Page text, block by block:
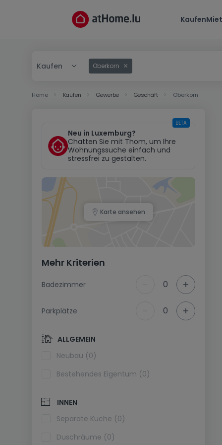
Kaufen
Kaufen Oberkorn
Home Kaufen Gewerbe Geschäft Oberkorn
Neu in Luxemburg?
Chatten Sie mit Thom, um Ihre
Wohnungssuche einfach und
stressfrei zu gestalten.
BETA
Karte ansehen
Mehr Kriterien
Badezimmer 0 +
Parkplätze 0 +
ALLGEMEIN
Neubau (0)
Bestehendes Eigentum (0)
INNEN
Separate Küche (0)
Duschräume (0)